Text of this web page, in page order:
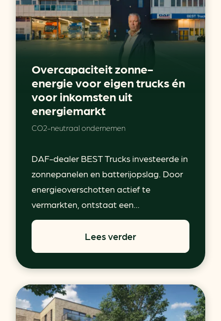
Overcapaciteit zonne-
energie voor eigen trucks én
voor inkomsten uit
energiemarkt
CO2-neutraal ondernemen
DAF-dealer BEST Trucks investeerde in
zonnepanelen en batterijopslag. Door
energieoverschotten actief te
vermarkten, ontstaat een...
Lees verder